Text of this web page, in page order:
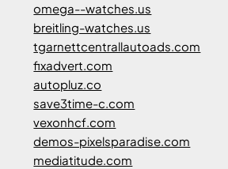
omega--watches.us
breitling-watches.us
tgarnettcentrallautoads.com
fixadvert.com
autopluz.co
save3time-c.com
vexonhcf.com
demos-pixelsparadise.com
mediatitude.com